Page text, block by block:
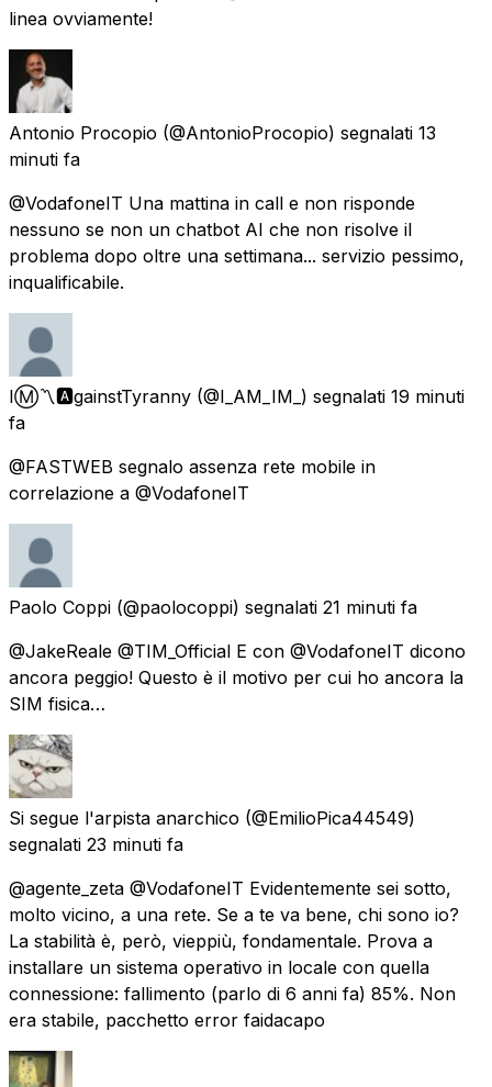
linea ovviamente!
Antonio Procopio (@AntonioProcopio) segnalati 13
minuti fa
@VodafoneIT Una mattina in call e non risponde
nessuno se non un chatbot AI che non risolve il
problema dopo oltre una settimana... servizio pessimo,
inqualificabile.
IⓂ〽🅰gainstTyranny (@I_AM_IM_) segnalati 19 minuti
fa
@FASTWEB segnalo assenza rete mobile in
correlazione a @VodafoneIT
Paolo Coppi (@paolocoppi) segnalati 21 minuti fa
@JakeReale @TIM_Official E con @VodafoneIT dicono
ancora peggio! Questo è il motivo per cui ho ancora la
SIM fisica…
Si segue l'arpista anarchico (@EmilioPica44549)
segnalati 23 minuti fa
@agente_zeta @VodafoneIT Evidentemente sei sotto,
molto vicino, a una rete. Se a te va bene, chi sono io?
La stabilità è, però, vieppiù, fondamentale. Prova a
installare un sistema operativo in locale con quella
connessione: fallimento (parlo di 6 anni fa) 85%. Non
era stabile, pacchetto error faidacapo